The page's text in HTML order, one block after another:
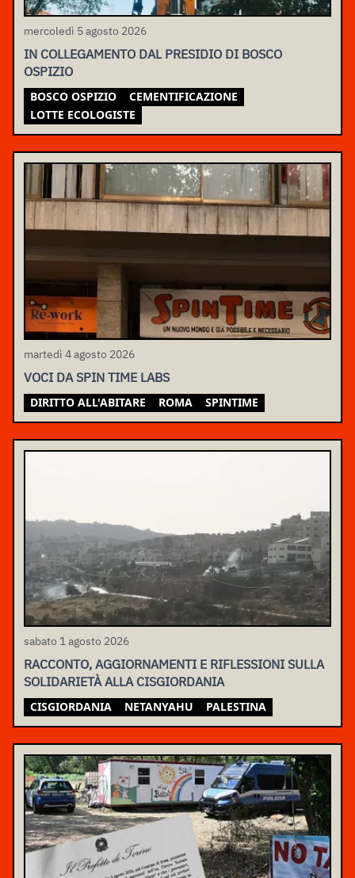
mercoledì 5 agosto 2026
IN COLLEGAMENTO DAL PRESIDIO DI BOSCO
OSPIZIO
BOSCO OSPIZIO
CEMENTIFICAZIONE
LOTTE ECOLOGISTE
martedì 4 agosto 2026
VOCI DA SPIN TIME LABS
DIRITTO ALL'ABITARE ROMA SPINTIME
sabato 1 agosto 2026
RACCONTO, AGGIORNAMENTI E RIFLESSIONI SULLA
SOLIDARIETÀ ALLA CISGIORDANIA
CISGIORDANIA NETANYAHU PALESTINA